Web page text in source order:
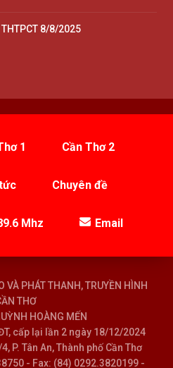
8/8/2025
1 Cần Thơ 2
Chuyên đề
Mhz Email
PHÁT THANH, TRUYỀN HÌNH
THƠ
HOÀNG MẾN
cấp lại lần 2 ngày 18/12/2024
P. Tân An, Thành phố Cần Thơ
- Fax: (84) 0292.3820199 -